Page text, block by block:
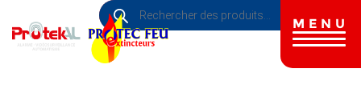
contenu
Recherche
de
produits MENU